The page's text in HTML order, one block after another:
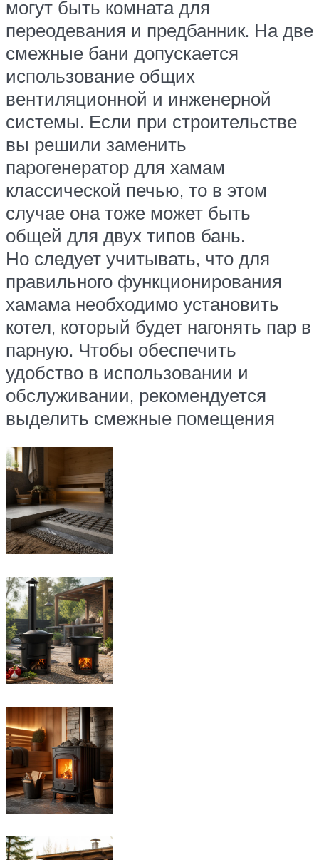
могут быть комната для
переодевания и предбанник. На две
смежные бани допускается
использование общих
вентиляционной и инженерной
системы. Если при строительстве
вы решили заменить
парогенератор для хамам
классической печью, то в этом
случае она тоже может быть
общей для двух типов бань.
Но следует учитывать, что для
правильного функционирования
хамама необходимо установить
котел, который будет нагонять пар в
парную. Чтобы обеспечить
удобство в использовании и
обслуживании, рекомендуется
выделить смежные помещения